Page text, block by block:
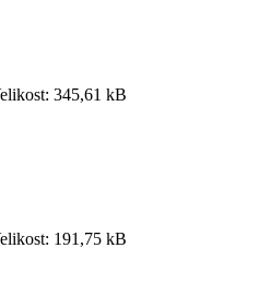
345,61 kB
191,75 kB